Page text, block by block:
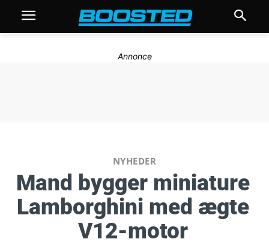
Annonce
NYHEDER
Mand bygger miniature
Lamborghini med ægte
V12-motor